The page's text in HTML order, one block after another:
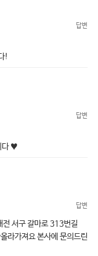
답변
!
답변
다 ♥
답변
서구 갈마로 313번길
라가져요 본사에 문의드린